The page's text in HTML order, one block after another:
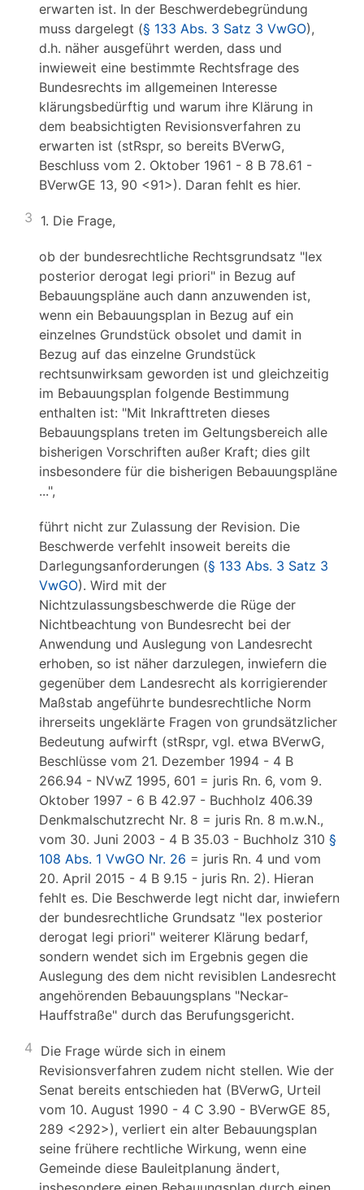
erwarten ist. In der Beschwerdebegründung
muss dargelegt (§ 133 Abs. 3 Satz 3 VwGO),
d.h. näher ausgeführt werden, dass und
inwieweit eine bestimmte Rechtsfrage des
Bundesrechts im allgemeinen Interesse
klärungsbedürftig und warum ihre Klärung in
dem beabsichtigten Revisionsverfahren zu
erwarten ist (stRspr, so bereits BVerwG,
Beschluss vom 2. Oktober 1961 - 8 B 78.61 -
BVerwGE 13, 90 <91>). Daran fehlt es hier.
3 1. Die Frage,
ob der bundesrechtliche Rechtsgrundsatz "Iex
posterior derogat legi priori" in Bezug auf
Bebauungspläne auch dann anzuwenden ist,
wenn ein Bebauungsplan in Bezug auf ein
einzelnes Grundstück obsolet und damit in
Bezug auf das einzelne Grundstück
rechtsunwirksam geworden ist und gleichzeitig
im Bebauungsplan folgende Bestimmung
enthalten ist: "Mit Inkrafttreten dieses
Bebauungsplans treten im Geltungsbereich alle
bisherigen Vorschriften außer Kraft; dies gilt
insbesondere für die bisherigen Bebauungspläne
...",
führt nicht zur Zulassung der Revision. Die
Beschwerde verfehlt insoweit bereits die
Darlegungsanforderungen (§ 133 Abs. 3 Satz 3
VwGO). Wird mit der
Nichtzulassungsbeschwerde die Rüge der
Nichtbeachtung von Bundesrecht bei der
Anwendung und Auslegung von Landesrecht
erhoben, so ist näher darzulegen, inwiefern die
gegenüber dem Landesrecht als korrigierender
Maßstab angeführte bundesrechtliche Norm
ihrerseits ungeklärte Fragen von grundsätzlicher
Bedeutung aufwirft (stRspr, vgl. etwa BVerwG,
Beschlüsse vom 21. Dezember 1994 - 4 B
266.94 - NVwZ 1995, 601 = juris Rn. 6, vom 9.
Oktober 1997 - 6 B 42.97 - Buchholz 406.39
Denkmalschutzrecht Nr. 8 = juris Rn. 8 m.w.N.,
vom 30. Juni 2003 - 4 B 35.03 - Buchholz 310 §
108 Abs. 1 VwGO Nr. 26 = juris Rn. 4 und vom
20. April 2015 - 4 B 9.15 - juris Rn. 2). Hieran
fehlt es. Die Beschwerde legt nicht dar, inwiefern
der bundesrechtliche Grundsatz "Iex posterior
derogat legi priori" weiterer Klärung bedarf,
sondern wendet sich im Ergebnis gegen die
Auslegung des dem nicht revisiblen Landesrecht
angehörenden Bebauungsplans "Neckar-
Hauffstraße" durch das Berufungsgericht.
4 Die Frage würde sich in einem
Revisionsverfahren zudem nicht stellen. Wie der
Senat bereits entschieden hat (BVerwG, Urteil
vom 10. August 1990 - 4 C 3.90 - BVerwGE 85,
289 <292>), verliert ein alter Bebauungsplan
seine frühere rechtliche Wirkung, wenn eine
Gemeinde diese Bauleitplanung ändert,